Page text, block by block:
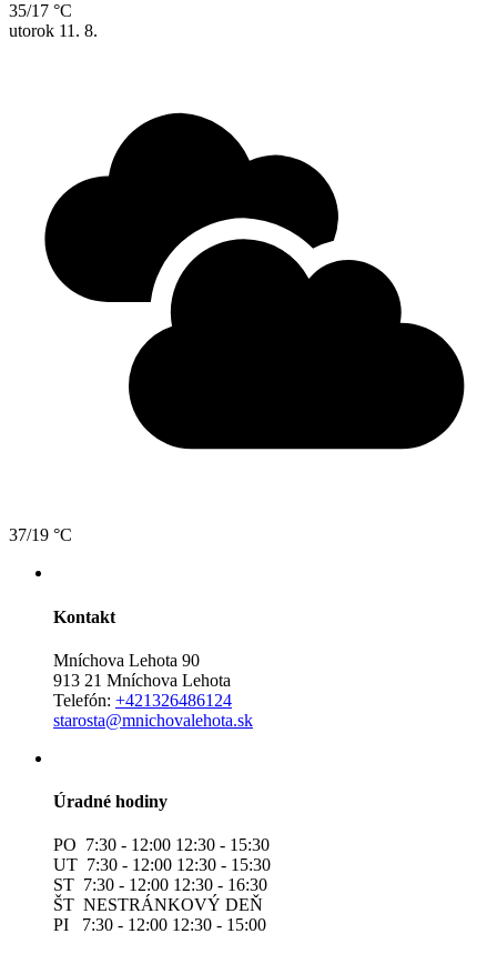
35/17 °C
utorok 11. 8.
37/19 °C
Kontakt
Mníchova Lehota 90
913 21 Mníchova Lehota
Telefón: +421326486124
starosta@mnichovalehota.sk
Úradné hodiny
PO 7:30 - 12:00 12:30 - 15:30
UT 7:30 - 12:00 12:30 - 15:30
ST 7:30 - 12:00 12:30 - 16:30
ŠT NESTRÁNKOVÝ DEŇ
PI 7:30 - 12:00 12:30 - 15:00